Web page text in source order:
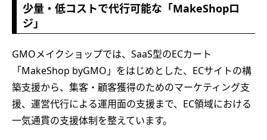
少量・低コストで代行可能な「MakeShopロ
ジ」
GMOメイクショップでは、SaaS型のECカート
「MakeShop byGMO」をはじめとした、ECサイトの構
築支援から、集客・顧客獲得のためのマーケティング支
援、運営代行による運用面の支援まで、EC領域における
一気通貫の支援体制を整えています。